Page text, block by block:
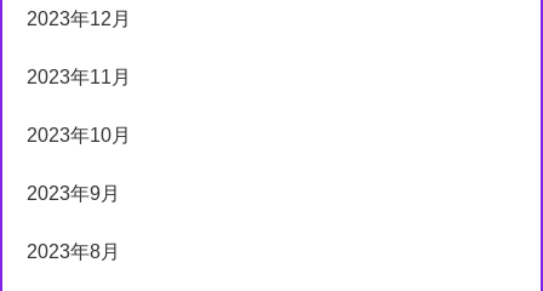
2023年12月
2023年11月
2023年10月
2023年9月
2023年8月